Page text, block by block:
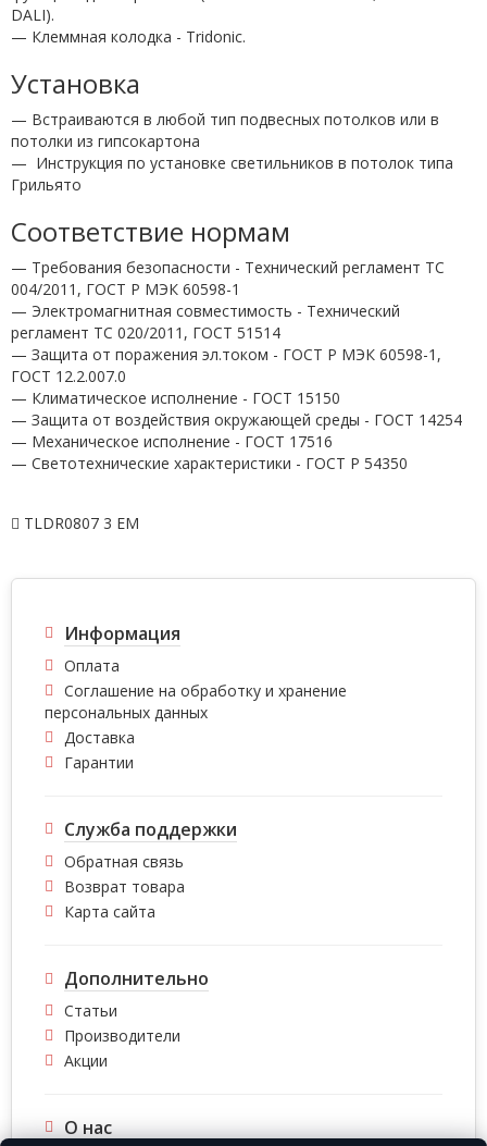
DALI).
— Клеммная колодка - Tridonic.
Установка
— Встраиваются в любой тип подвесных потолков или в
потолки из гипсокартона
— Инструкция по установке светильников в потолок типа
Грильято
Соответствие нормам
— Требования безопасности - Технический регламент ТС
004/2011, ГОСТ Р МЭК 60598-1
— Электромагнитная совместимость - Технический
регламент ТС 020/2011, ГОСТ 51514
— Защита от поражения эл.током - ГОСТ Р МЭК 60598-1,
ГОСТ 12.2.007.0
— Климатическое исполнение - ГОСТ 15150
— Защита от воздействия окружающей среды - ГОСТ 14254
— Механическое исполнение - ГОСТ 17516
— Светотехнические характеристики - ГОСТ P 54350
TLDR0807 3 EM
Информация
Оплата
Соглашение на обработку и хранение
персональных данных
Доставка
Гарантии
Служба поддержки
Обратная связь
Возврат товара
Карта сайта
Дополнительно
Статьи
Производители
Акции
О нас